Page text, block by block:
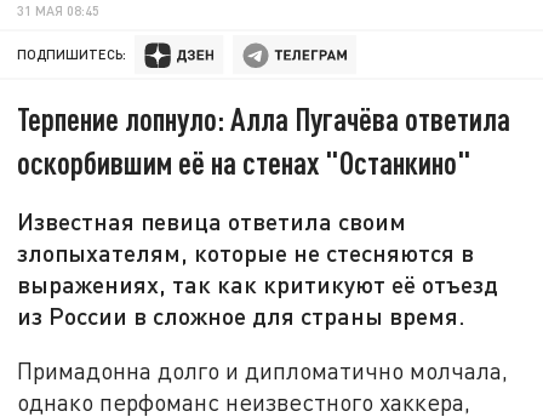
31 МАЯ 08:45
ПОДПИШИТЕСЬ:
Терпение лопнуло: Алла Пугачёва ответила
оскорбившим её на стенах "Останкино"
Известная певица ответила своим
злопыхателям, которые не стесняются в
выражениях, так как критикуют её отъезд
из России в сложное для страны время.
Примадонна долго и дипломатично молчала,
однако перфоманс неизвестного хаккера,